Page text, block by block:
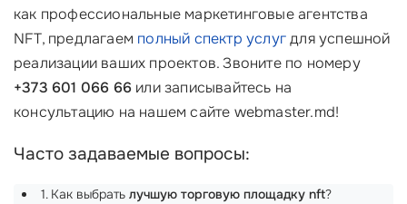
как профессиональные маркетинговые агентства
NFT, предлагаем полный спектр услугдля успешной
реализации ваших проектов. Звоните по номеру
+373 601 066 66 или записывайтесь на
консультацию на нашем сайте webmaster.md!
Часто задаваемые вопросы:
1. Как выбрать лучшую торговую площадку nft?